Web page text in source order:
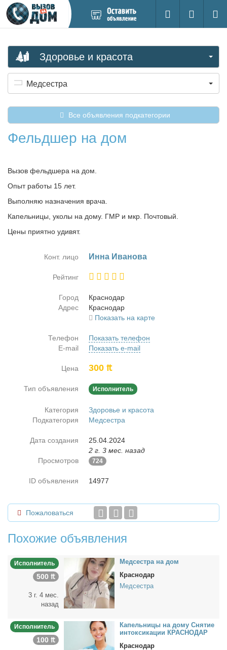
новое
Поиск
Вход на
Здоровье и красота
Медсестра
Все объявления подкатегории
Фельдшер на дом
Вызов фельдшера на дом.
Опыт работы 15 лет.
Выполняю назначения врача.
Капельницы, уколы на дому. ГМР и мкр. Почтовый.
Цены приятно удивят.
Конт. лицо Ин­на Ива­но­ва
Рейтинг
Город
Крас­но­дар
Адрес
Крас­но­дар
Показать на карте
Телефон
Показать телефон
E-mail
Показать e-mail
Цена 300 ₶
Тип объявления Исполнитель
Категория
Здоровье и красота
Подкатегория
Медсестра
Дата создания
25.04.2024
2 г. 3 мес. назад
Просмотров
724
ID объявления 14977
Пожаловаться
Похожие объявления
Исполнитель
500 ₶
3 г. 4 мес.
назад
Мед­сест­ра на дом
Краснодар
Медсестра
Исполнитель
100 ₶
Ка­пель­ни­цы на до­му Сня­тие
ин­ток­си­ка­ции КРАСНОДАР
Краснодар